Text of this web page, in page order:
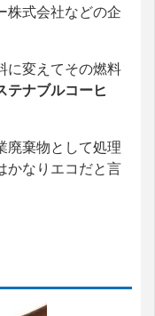
株式会社などの企
に変えてその燃料
テナブルコーヒ
廃棄物として処理
かなりエコだと言